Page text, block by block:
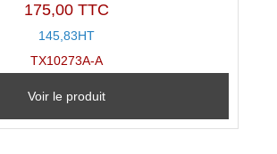
175,00 TTC
145,83HT
TX10273A-A
Voir le produit